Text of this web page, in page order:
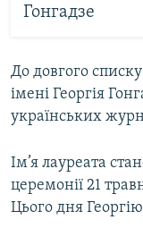
Гонгадзе
До довгого
імені Георгія
українських
Ім’я лауреата
церемонії 21
Цього дня